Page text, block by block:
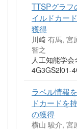
TTSPグラフ
イルドカー
獲得
川﨑 有馬, 宮
智之
人工知能学
4G3GS2l01-
ラベル情報
ドカードを
の獲得
横山 駿介, 宮